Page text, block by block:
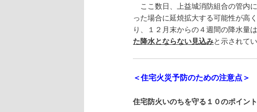
ここ数日、上益城消防組合の管内
った場合に延焼拡大する可能性が高
り、１２月末からの４週間の降水量
た降水とならない見込みと示されて
＜住宅火災予防のための注意点＞
住宅防火いのちを守る１０のポイン